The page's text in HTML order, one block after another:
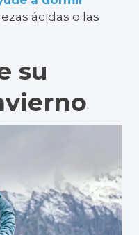
ácidas o las
su